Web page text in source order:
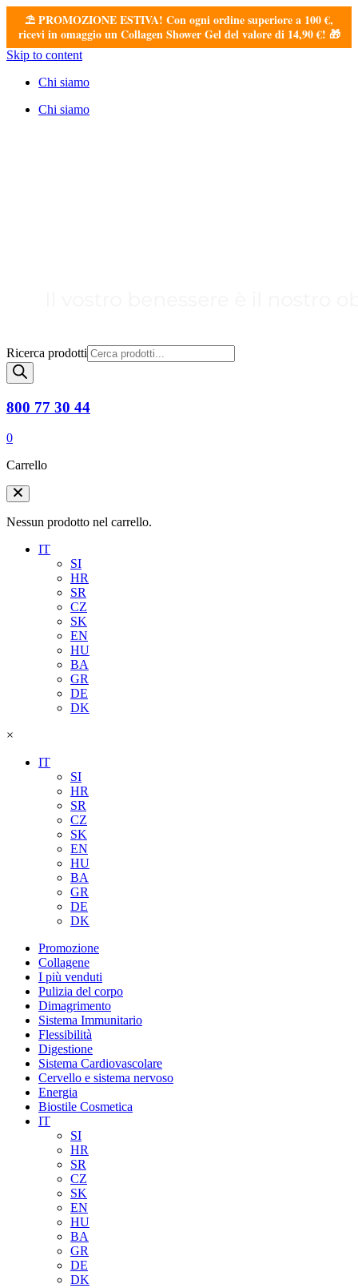
⛱️ PROMOZIONE ESTIVA! Con ogni ordine superiore a 100 €,
ricevi in omaggio un Collagen Shower Gel del valore di 14,90 €! 🎁
Skip to content
Chi siamo
Chi siamo
Ricerca prodotti
800 77 30 44
0
Carrello
Nessun prodotto nel carrello.
IT
SI
HR
SR
CZ
SK
EN
HU
BA
GR
DE
DK
×
IT
SI
HR
SR
CZ
SK
EN
HU
BA
GR
DE
DK
Promozione
Collagene
I più venduti
Pulizia del corpo
Dimagrimento
Sistema Immunitario
Flessibilità
Digestione
Sistema Cardiovascolare
Cervello e sistema nervoso
Energia
Biostile Cosmetica
IT
SI
HR
SR
CZ
SK
EN
HU
BA
GR
DE
DK